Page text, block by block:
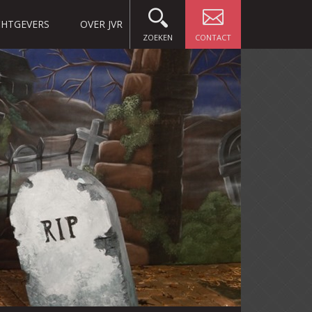
OVER JVR
CONTACT
ZOEKEN